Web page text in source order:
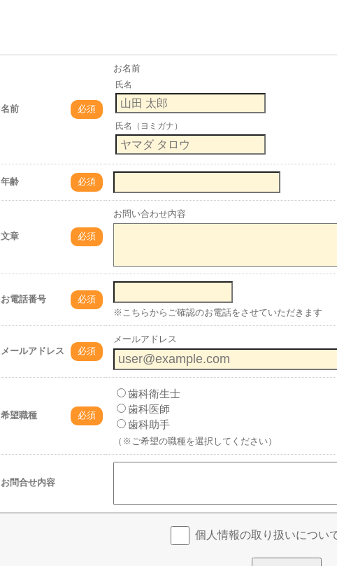
名前 必須
お名前
氏名
氏名（ヨミガナ）
年齢 必須
文章 必須
お問い合わせ内容
お電話番号
必須
※こちらからご確認のお電話をさせていただきます
メールアドレス 必須
メールアドレス
希望職種 必須
歯科衛生士
歯科医師
歯科助手
（※ご希望の職種を選択してください）
お問合せ内容
個人情報の取り扱いについ